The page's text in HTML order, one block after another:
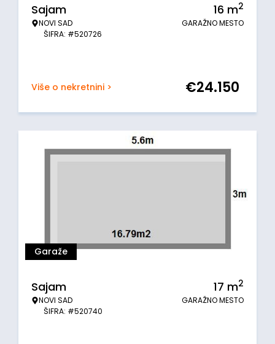
Sajam
NOVI SAD
ŠIFRA: #520726
16 m2
GARAŽNO MESTO
Više o nekretnini > €24.150
Garaže
Sajam
NOVI SAD
ŠIFRA: #520740
17 m2
GARAŽNO MESTO